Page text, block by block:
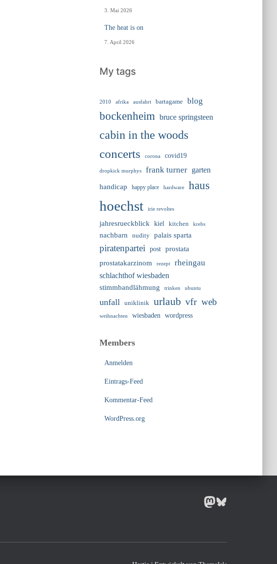
3. Mai 2026
The heat is on
7. April 2026
My tags
2010 afrika ausfahrt bartagame blog
bockenheim bruce springsteen
cabin in the woods
concerts
corona covid19
dropkick murphys frank turner
garten
handicap
happy place hardware haus
hoechst irie revoltes
jahresrueckblick kiel kitchen krebs
nachbarn nudity palais sparta
piratenpartei post
prostata
prostatakarzinom
rezept rheingau
schlachthof wiesbaden
stimmbandlähmung trinken ubuntu
unfall uniklinik urlaub vfr web
weihnachten wiesbaden wordpress
Members
Anmelden
Eintrags-Feed
Kommentar-Feed
WordPress.org
MASTODON